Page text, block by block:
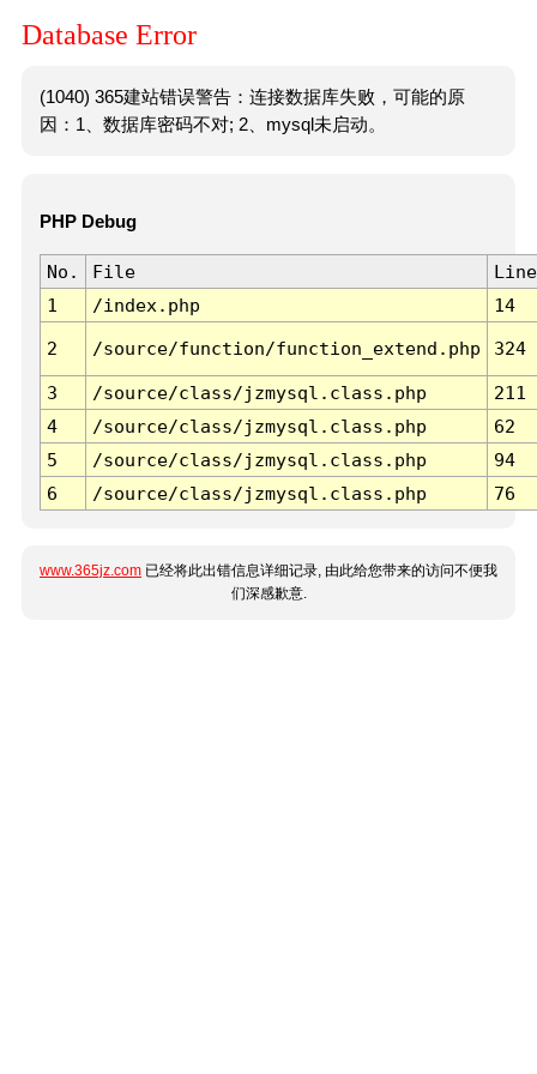
Database Error
(1040) 365建站错误警告：连接数据库失败，可能的原
因：1、数据库密码不对; 2、mysql未启动。
PHP Debug
No. File
Line
1
/index.php 14
2 /source/function/function_extend.php 324
3 /source/class/jzmysql.class.php
211
4
/source/class/jzmysql.class.php
62
5
/source/class/jzmysql.class.php
94
6
/source/class/jzmysql.class.php 76
www.365jz.com 已经将此出错信息详细记录, 由此给您带来的访问不便我
们深感歉意.